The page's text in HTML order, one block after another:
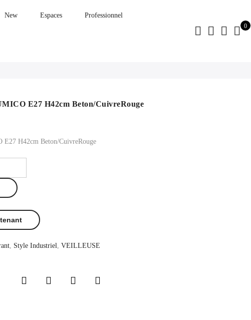
New Espaces Professionnel
0
E27 H42cm Beton/CuivreRouge
E27 H42cm Beton/CuivreRouge
, Style Industriel, VEILLEUSE